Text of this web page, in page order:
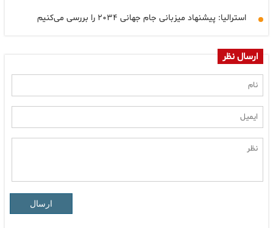
استرالیا: پیشنهاد میزبانی جام جهانی ۲۰۳۴ را بررسی می‌کنیم
ارسال نظر
ارسال